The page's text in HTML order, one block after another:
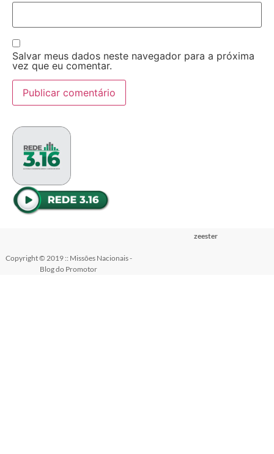
Salvar meus dados neste navegador para a próxima
vez que eu comentar.
Copyright © 2019 :: Missões Nacionais -
Blog do Promotor
zeester